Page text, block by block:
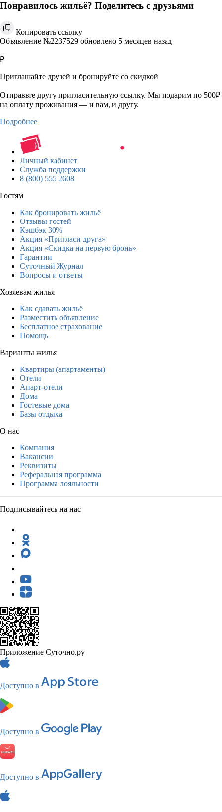
Понравилось жильё? Поделитесь с друзьями
Копировать ссылку
Объявление №2237529 обновлено 5 месяцев назад
₽
Приглашайте друзей и бронируйте со скидкой
Отправьте другу пригласительную ссылку. Мы подарим по 500₽
на оплату проживания — и вам, и другу.
Подробнее
Личный кабинет
Служба поддержки
8 (800) 555 2608
Гостям
Как бронировать жильё
Отзывы гостей
Кэшбэк 30%
Акция «Пригласи друга»
Акция «Скидка на первую бронь»
Гарантии
Суточный Журнал
Вопросы и ответы
Хозяевам жилья
Как сдавать жильё
Разместить объявление
Бесплатное страхование
Помощь
Варианты жилья
Квартиры (апартаменты)
Отели
Апарт-отели
Дома
Гостевые дома
Базы отдыха
О нас
Компания
Вакансии
Реквизиты
Реферальная программа
Программа лояльности
Подписывайтесь на нас
Приложение Суточно.ру
Доступно в
Доступно в
Доступно в